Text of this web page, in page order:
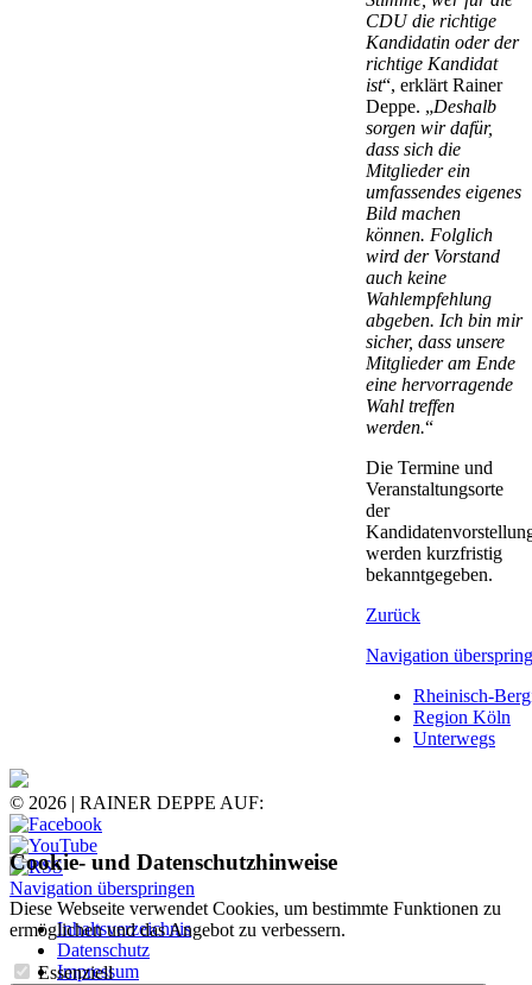
CDU die richtige
Kandidatin oder der
richtige Kandidat
ist“, erklärt Rainer
Deppe. „Deshalb
sorgen wir dafür,
dass sich die
Mitglieder ein
umfassendes eigenes
Bild machen
können. Folglich
wird der Vorstand
auch keine
Wahlempfehlung
abgeben. Ich bin mir
sicher, dass unsere
Mitglieder am Ende
eine hervorragende
Wahl treffen
werden.“
Die Termine und
Veranstaltungsorte
der
werden kurzfristig
bekanntgegeben.
Zurück
Navigation
Rheinisch-
Region Köln
Unterwegs
© 2026 | RAINER DEPPE AUF:
Navigation überspringen
Inhaltsverzeichnis
Datenschutz
Impressum
Cookie- und Datenschutzhinweise
Diese Webseite verwendet Cookies, um bestimmte Funktionen zu
ermöglichen und das Angebot zu verbessern.
Essenziell